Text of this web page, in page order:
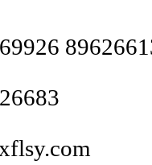
.com